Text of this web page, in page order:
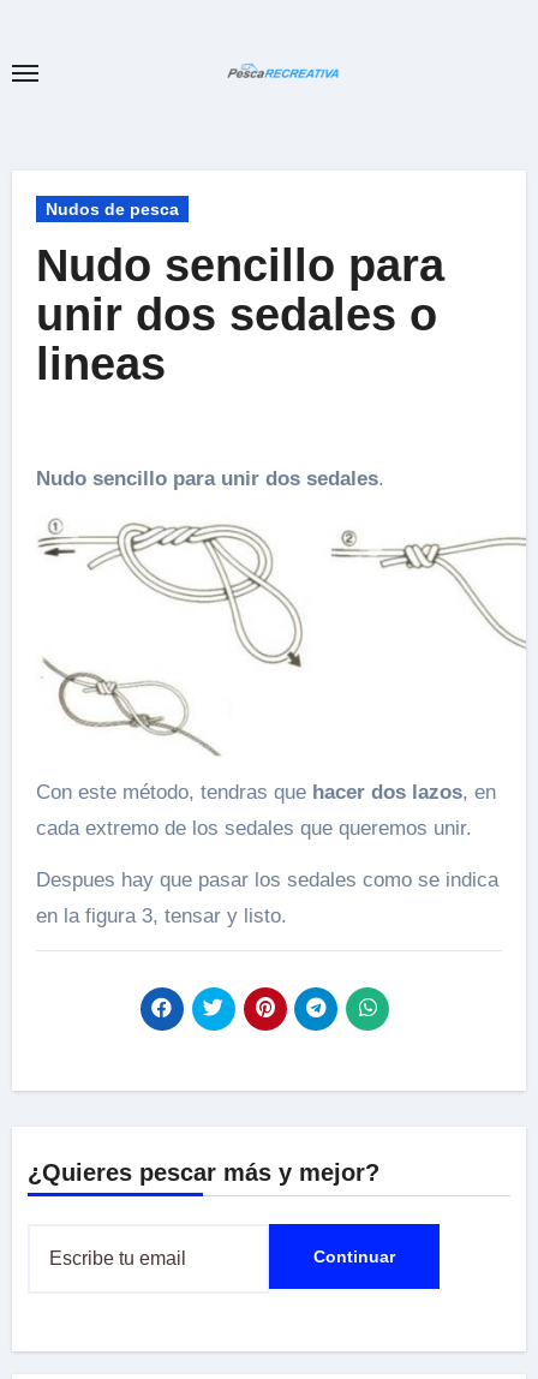
contenido
Nudos de pesca
Nudo sencillo para
unir dos sedales o
lineas
Nudo sencillo para unir dos sedales.
Con este método, tendras que hacer dos lazos, en
cada extremo de los sedales que queremos unir.
Despues hay que pasar los sedales como se indica
en la figura 3, tensar y listo.
¿Quieres pescar más y mejor?